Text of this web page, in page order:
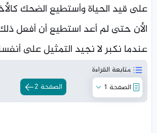
على قيد الحياة وأستطيع الضحك
الأن حتى لم أعد استطيع أن أفعل ذلك
عندما نكبر لا نجيد التمثيل على
الصفحة 1
الصفحة 2